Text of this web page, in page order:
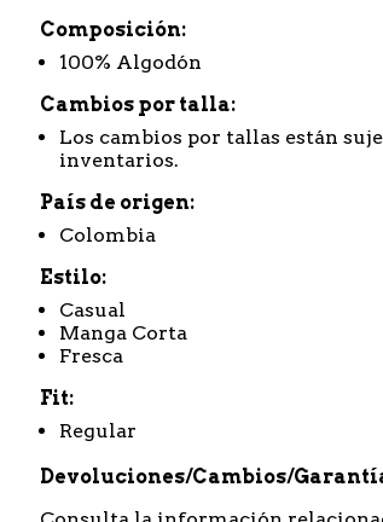
Composición
100% Algodón
Cambios por talla
Los cambios por tallas están
inventarios.
País de origen
Colombia
Estilo
Casual
Manga Corta
Fresca
Fit
Regular
Devoluciones/Cambios/